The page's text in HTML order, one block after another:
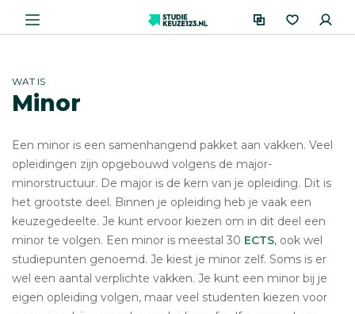
WAT IS
Minor
Een minor is een samenhangend pakket aan vakken. Veel
opleidingen zijn opgebouwd volgens de major-
minorstructuur. De major is de kern van je opleiding. Dit is
het grootste deel. Binnen je opleiding heb je vaak een
keuzegedeelte. Je kunt ervoor kiezen om in dit deel een
minor te volgen. Een minor is meestal 30 ECTS, ook wel
studiepunten genoemd. Je kiest je minor zelf. Soms is er
wel een aantal verplichte vakken. Je kunt een minor bij je
eigen opleiding volgen, maar veel studenten kiezen voor